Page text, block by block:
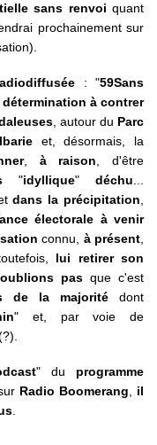
sans renvoiquant
prochainement sur
: "59Sans
détermination à contrer
, autour du Parc
et, désormais, la
, à raison , d'être
"idyllique" déchu
dans la précipitation
électorale à venir
connu, à présent
lui retirer son
pas que c'est
de la majorité dont
" et, par voie de
" du programme
Radio Boomerang
il